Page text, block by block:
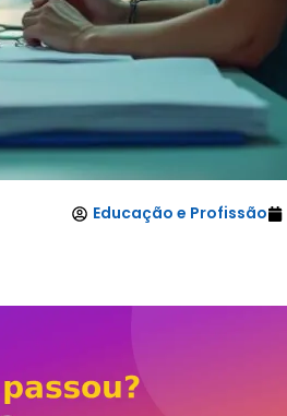
Educação e Profissão